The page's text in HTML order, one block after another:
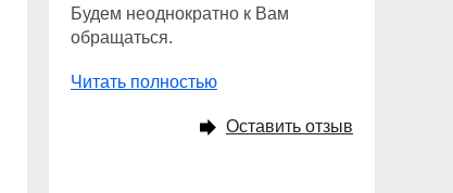
Будем неоднократно к Вам
обращаться.
Читать полностью
Оставить отзыв